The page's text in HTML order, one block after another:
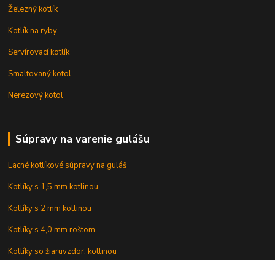
Železný kotlík
Kotlík na ryby
Servírovací kotlík
Smaltovaný kotol
Nerezový kotol
Súpravy na varenie gulášu
Lacné kotlíkové súpravy na guláš
Kotlíky s 1,5 mm kotlinou
Kotlíky s 2 mm kotlinou
Kotlíky s 4,0 mm roštom
Kotlíky so žiaruvzdor. kotlinou